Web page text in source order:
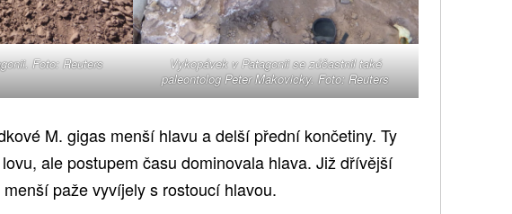
Foto: Reuters
Vykopávek v Patagonii se zúčastnil také
paleontolog Peter Makovicky. Foto: Reuters
M. gigas menší hlavu a delší přední končetiny. Ty
ale postupem času dominovala hlava. Již dřívější
paže vyvíjely s rostoucí hlavou.